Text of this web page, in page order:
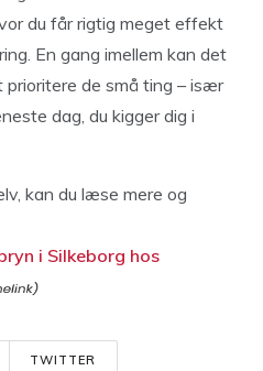
du får rigtig meget effekt
En gang imellem kan det
de små ting – især
dag, du kigger dig i
kan du læse mere og
i Silkeborg hos
TWITTER